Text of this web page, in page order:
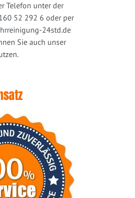
Telefon unter der
52 292 6 oder per
24std.de
Sie auch unser